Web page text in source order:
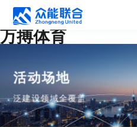
万搏体育
活动场地
泛建设领域全覆盖